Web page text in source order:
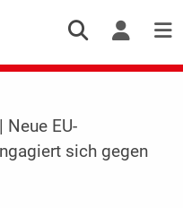
Neue EU-
sich gegen